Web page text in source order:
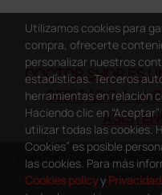
DOCTOR SHOP ES
DEDICADO A LA
Copyright Doctor Shop
Utilizamos cookies para
compra, ofrecerte
personalizar nuestros
estadísticas. Terceros
herramientas en relación
Haciendo clic en
utilizar todas las cookies.
Cookies” es posible
las cookies. Para más
Cookies policyy Privacidad